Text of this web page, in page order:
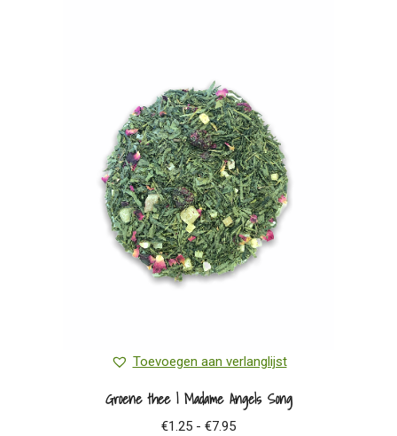
Toevoegen aan verlanglijst
Groene thee | Madame Angels Song
€1.25 - €7.95Prijsklasse: